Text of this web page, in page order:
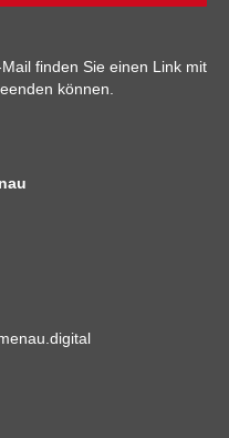
finden Sie einen Link mit
können.